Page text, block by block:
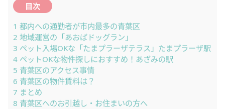
目次
1 都内への通勤者が市内最多の青葉区
2 地域運営の「あおばドッグラン」
3 ペット入場OKな「たまプラーザテラス」たまプラーザ駅
4 ペットOKな物件探しにおすすめ！あざみの駅
5 青葉区のアクセス事情
6 青葉区の物件賃料は？
7 まとめ
8 青葉区へのお引越し・お住まいの方へ